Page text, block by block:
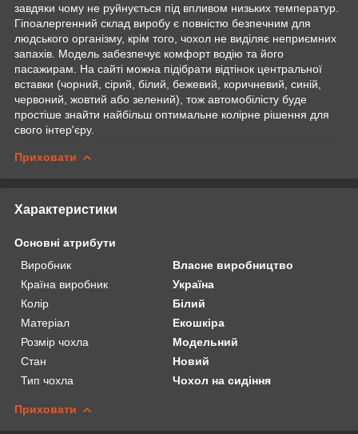
завдяки чому не руйнується під впливом низьких температур.
Гіпоалергенний склад виробу є повністю безпечним для
людського організму, крім того, чохол не виділяє неприємних
запахів. Модель забезпечує комфорт водію та його
пасажирам. На сайті можна підібрати відтінок центральної
вставки (чорний, сірий, білий, бежевий, коричневий, синій,
червоний, жовтий або зелений), тож автомобілісту буде
простіше знайти найбільш оптимальне колірне рішення для
свого інтер'єру.
Приховати
Характеристики
Основні атрибути
Виробник
Власне виробництво
Країна виробник
Україна
Колір
Білий
Матеріал
Екошкіра
Розмір чохла
Модельний
Стан
Новий
Тип чохла
Чохол на сидіння
Приховати